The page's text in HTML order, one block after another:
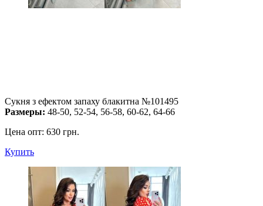
Сукня з ефектом запаху блакитна №101495
Размеры: 48-50, 52-54, 56-58, 60-62, 64-66
Цена опт: 630 грн.
Купить